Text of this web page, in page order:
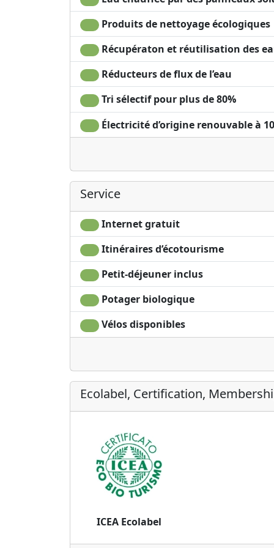
four à bois.
Pour ceux qui arrivent en train:
Orte est à un peu plus d'une demi-heure
Les trains partent des gares Roma Termini
Le billet régional intégré (BIRG) au prix de
une circulation illimitée dans les transports
Web Trenitalia pour plus de détails. Il est
vers la gare (20 € aller-retour). Sinon, vous
simple).
Produits de nettoyage écologiques
Récupératon et réutilisation des
Réducteurs de flux de l’eau
Tri sélectif pour plus de 80%
Électricité d’origine renouvable à
Service
Internet gratuit
Itinéraires d’écotourisme
Petit-déjeuner inclus
Potager biologique
Vélos disponibles
Ecolabel, Certification,
ICEA Ecolabel